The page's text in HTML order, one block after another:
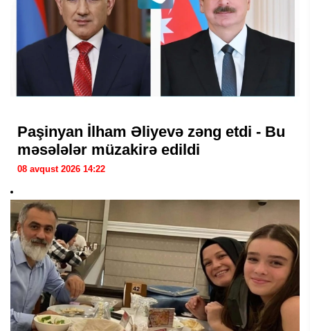
Paşinyan İlham Əliyevə zəng etdi - Bu
məsələlər müzakirə edildi
08 avqust 2026 14:22